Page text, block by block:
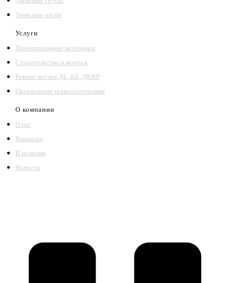
Запасные части
Услуги
Проектирование котельных
Строительство и монтаж
Ремонт котлов ДЕ, КЕ, ДКВР
Организация транспортировки
О компании
О нас
Вакансии
В наличии
Новости